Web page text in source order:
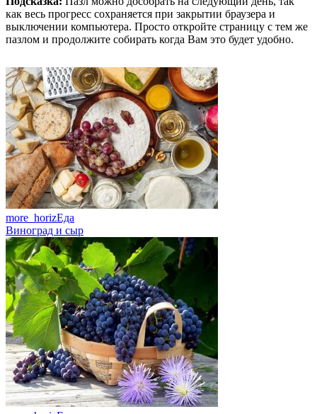
как весь прогресс сохраняется при закрытии браузера и
выключении компьютера. Просто откройте страницу с тем же
пазлом и продолжите собирать когда Вам это будет удобно.
more_horizЕда
Виноград и сыр